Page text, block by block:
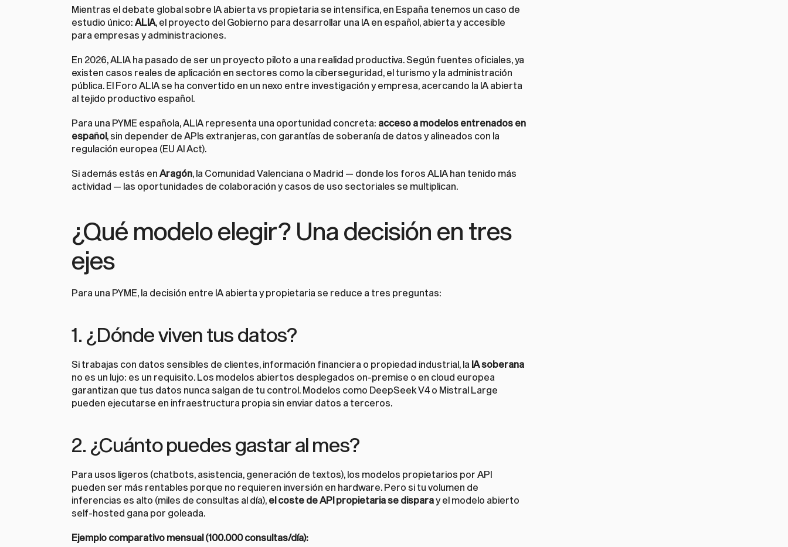
Mientras el debate global sobre IA abierta vs propietaria se intensifica, en España tenemos un caso de
estudio único: ALIA, el proyecto del Gobierno para desarrollar una IA en español, abierta y accesible
para empresas y administraciones.
En 2026, ALIA ha pasado de ser un proyecto piloto a una realidad productiva. Según fuentes oficiales, ya
existen casos reales de aplicación en sectores como la ciberseguridad, el turismo y la administración
pública. El Foro ALIA se ha convertido en un nexo entre investigación y empresa, acercando la IA abierta
al tejido productivo español.
Para una PYME española, ALIA representa una oportunidad concreta: acceso a modelos entrenados en
español, sin depender de APIs extranjeras, con garantías de soberanía de datos y alineados con la
regulación europea (EU AI Act).
Si además estás en Aragón, la Comunidad Valenciana o Madrid — donde los foros ALIA han tenido más
actividad — las oportunidades de colaboración y casos de uso sectoriales se multiplican.
¿Qué modelo elegir? Una decisión en tres
ejes
Para una PYME, la decisión entre IA abierta y propietaria se reduce a tres preguntas:
1. ¿Dónde viven tus datos?
Si trabajas con datos sensibles de clientes, información financiera o propiedad industrial, la IA soberana
no es un lujo: es un requisito. Los modelos abiertos desplegados on-premise o en cloud europea
garantizan que tus datos nunca salgan de tu control. Modelos como DeepSeek V4 o Mistral Large
pueden ejecutarse en infraestructura propia sin enviar datos a terceros.
2. ¿Cuánto puedes gastar al mes?
Para usos ligeros (chatbots, asistencia, generación de textos), los modelos propietarios por API
pueden ser más rentables porque no requieren inversión en hardware. Pero si tu volumen de
inferencias es alto (miles de consultas al día), el coste de API propietaria se dispara y el modelo abierto
self-hosted gana por goleada.
Ejemplo comparativo mensual (100.000 consultas/día):